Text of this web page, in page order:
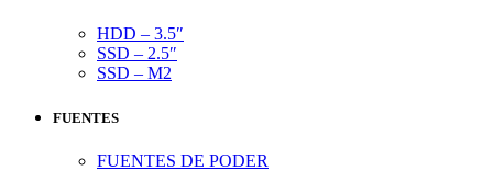
HDD – 3.5″
SSD – 2.5″
SSD – M2
FUENTES
FUENTES DE PODER